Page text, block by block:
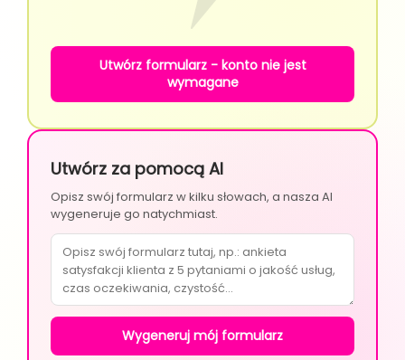
Utwórz formularz - konto nie jest
wymagane
Utwórz za pomocą AI
Opisz swój formularz w kilku słowach, a nasza AI
wygeneruje go natychmiast.
Wygeneruj mój formularz